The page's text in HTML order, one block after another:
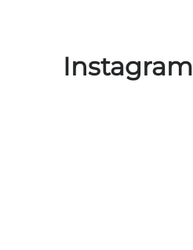
Instagram